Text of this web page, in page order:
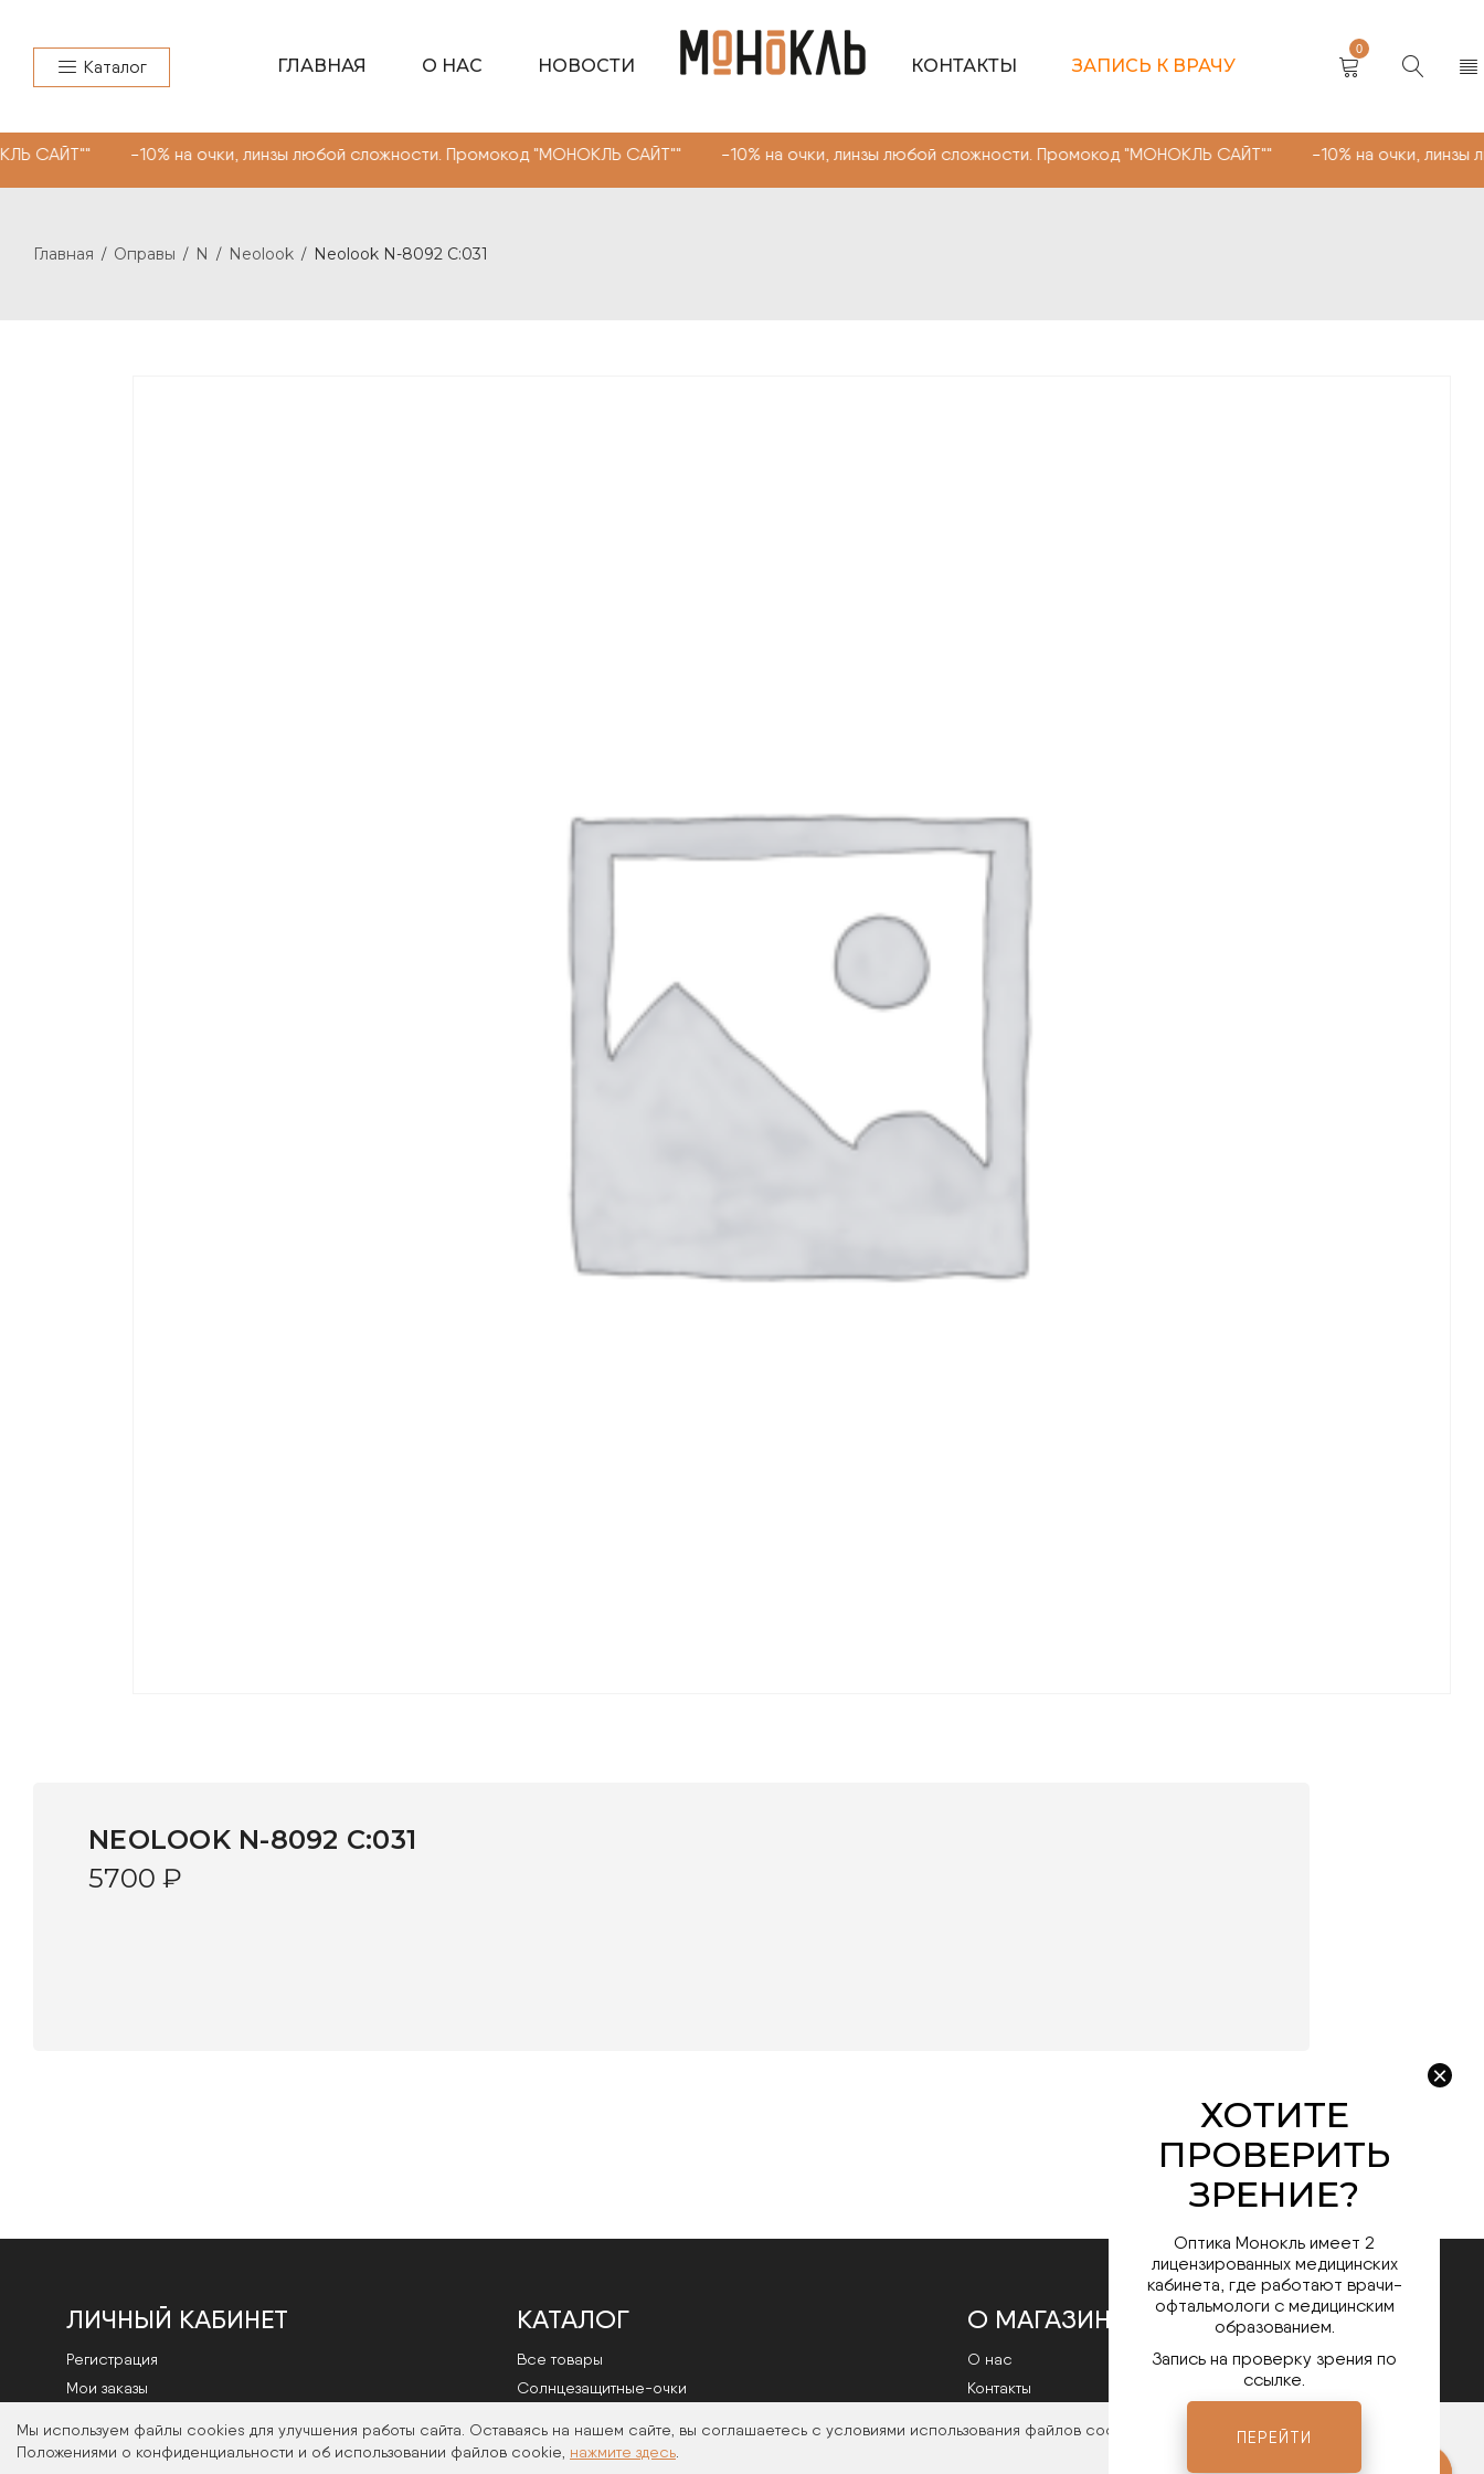
Мы используем файлы cookies для улучшения работы сайта. Оставаясь на нашем сайте, вы соглашаетесь с условиями использования файлов cookies. Чтобы ознакомиться с нашими
Положениями о конфиденциальности и об использовании файлов cookie, нажмите здесь
Каталог ГЛАВНАЯ О НАС НОВОСТИ КОНТАКТЫ ЗАПИСЬ К ВРАЧУ
0
на очки, линзы любой сложности. Промокод "МОНОКЛЬ САЙТ"" -10% на очки, линзы любой сложности. Промокод "МОНОКЛЬ САЙТ"" -10% на очки, линзы
Главная / Оправы / N / Neolook / Neolook N-8092 C:031
NEOLOOK N-8092 C:031
5700 ₽
ЛИЧНЫЙ КАБИНЕТ
Регистрация
Мои заказы
КАТАЛОГ
Все товары
Cолнцезащитные-очки
О МАГАЗИНЕ
О нас
Контакты
Оптика Монокль имеет 2
лицензированных медицинских
кабинета, где работают врачи-
офтальмологи с медицинским
образованием.
Запись на проверку зрения по
ссылке.
ПЕРЕЙТИ